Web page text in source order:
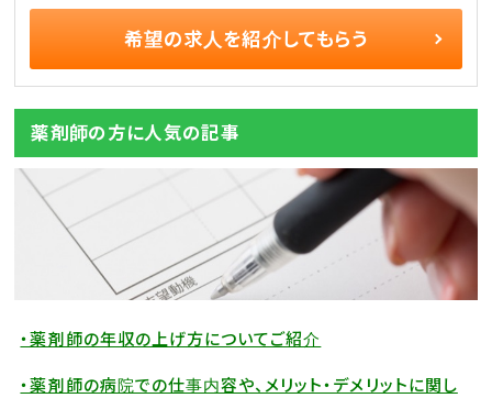
希望の求人を紹介してもらう
薬剤師の方に人気の記事
・薬剤師の年収の上げ方についてご紹介
・薬剤師の病院での仕事内容や、メリット・デメリットに関し